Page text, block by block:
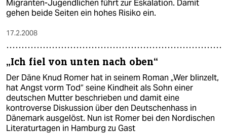
Migranten-Jugendlichen führt zur Eskalation. Damit
gehen beide Seiten ein hohes Risiko ein.
17.2.2008
„Ich fiel von unten nach oben“
Der Däne Knud Romer hat in seinem Roman „Wer blinzelt,
hat Angst vorm Tod“ seine Kindheit als Sohn einer
deutschen Mutter beschrieben und damit eine
kontroverse Diskussion über den Deutschenhass in
Dänemark ausgelöst. Nun ist Romer bei den Nordischen
Literaturtagen in Hamburg zu Gast